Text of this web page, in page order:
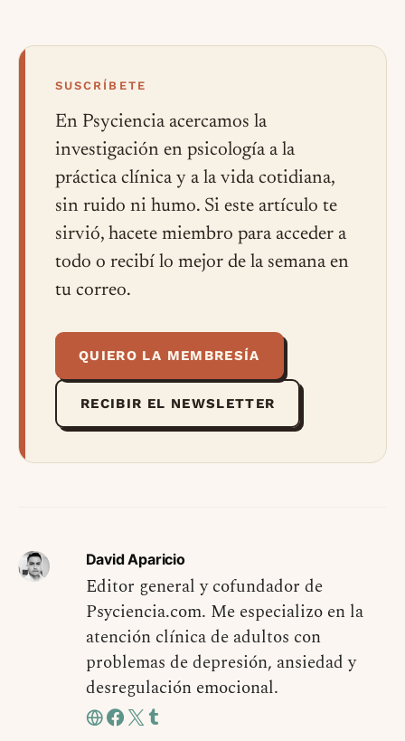
SUSCRÍBETE
En Psyciencia acercamos la
investigación en psicología a la
práctica clínica y a la vida cotidiana,
sin ruido ni humo. Si este artículo te
sirvió, hacete miembro para acceder a
todo o recibí lo mejor de la semana en
tu correo.
QUIERO LA MEMBRESÍA
RECIBIR EL NEWSLETTER
David Aparicio
Editor general y cofundador de
Psyciencia.com. Me especializo en la
atención clínica de adultos con
problemas de depresión, ansiedad y
desregulación emocional.